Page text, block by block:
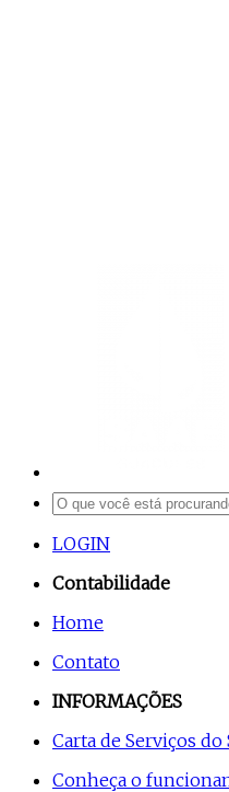
LOGIN
Contabilidade
Home
Contato
INFORMAÇÕES
Carta de Serviços do
Conheça o